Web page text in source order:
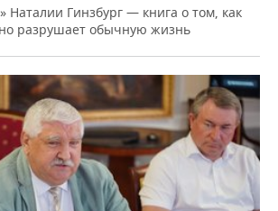
Наталии Гинзбург — книга о том, как
разрушает обычную жизнь